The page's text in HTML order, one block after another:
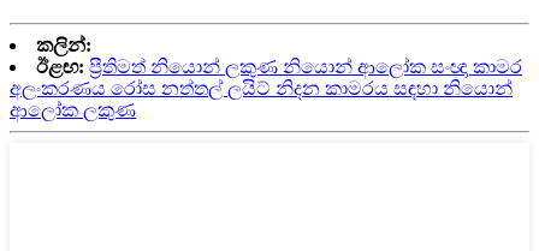
කලින්:
ඊළඟ: ප්‍රීතිමත් නියොන් ලකුණ නියොන් ආලෝක සංඥා කාමර
අලංකරණය රෝස නත්තල් ලයිට් නිදන කාමරය සඳහා නියොන්
ආලෝක ලකුණ